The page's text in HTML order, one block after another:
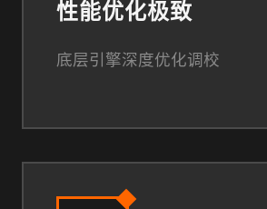
性能优化极致
底层引擎深度优化调校